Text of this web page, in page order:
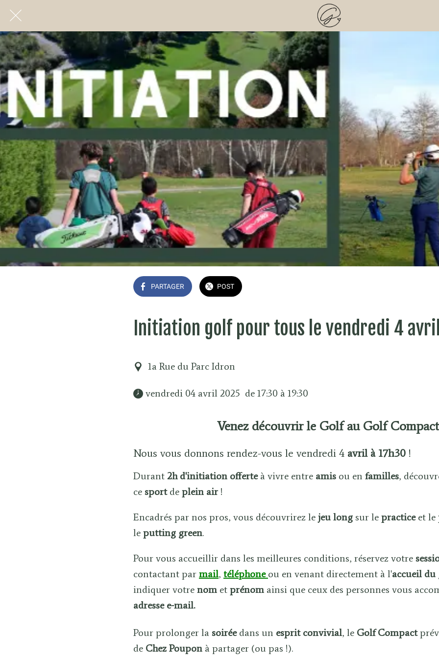
PARTAGER POST
Initiation golf pour tous le vendredi 4
1a Rue du Parc Idron
vendredi 04 avril 2025  de 17:30 à 19:30
Venez découvrir le Golf au Golf
Nous vous donnons rendez-vous le vendredi 4 avril à 17h30 !
Durant 2h d'initiation offerte à vivre entre amis ou en familles,
ce sport de plein air !
Encadrés par nos pros, vous découvrirez le jeu long sur le practice et le
le putting green.
Pour vous accueillir dans les meilleures conditions, réservez votre
contactant par mail, téléphone ou en venant directement à l'accueil du
indiquer votre nom et prénom ainsi que ceux des personnes vous
adresse e-mail.
Pour prolonger la soiréedans un esprit convivial, le Golf Compact
de Chez Poupon à partager (ou pas !).